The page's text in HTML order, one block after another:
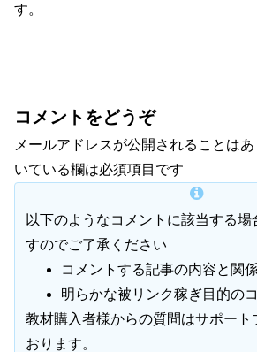
す。
コメントをどうぞ
メールアドレスが公開されることはあ
いている欄は必須項目です
以下のようなコメントに該当する場
すのでご了承ください
コメントする記事の内容と関
明らかな被リンク稼ぎ目的の
教材購入者様からの質問はサポート
おります。